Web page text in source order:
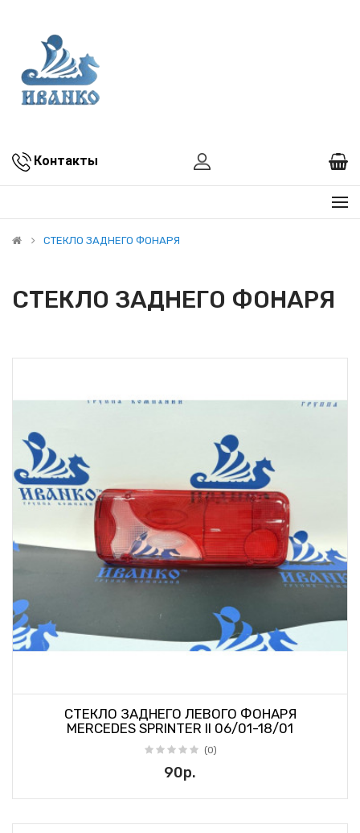
Контакты
СТЕКЛО ЗАДНЕГО ФОНАРЯ
СТЕКЛО ЗАДНЕГО ФОНАРЯ
СТЕКЛО ЗАДНЕГО ЛЕВОГО ФОНАРЯ
MERCEDES SPRINTER II 06/01-18/01
(0)
90р.